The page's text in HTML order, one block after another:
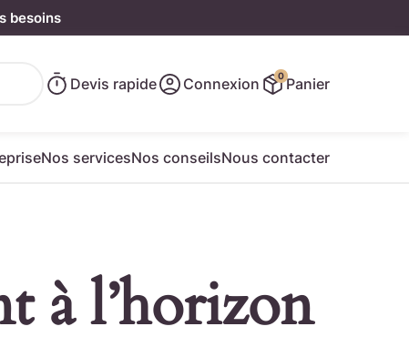
besoins
Devis rapide Connexion 0Panier
Nos servicesNos conseilsNous contacter
à l’horizon